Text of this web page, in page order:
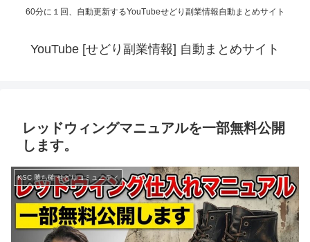
60分に１回、自動更新するYouTubeせどり副業情報自動まとめサイト
YouTube [せどり副業情報] 自動まとめサイト
レッドウィングマニュアルを一部無料公開
します。
KSC 勝ち確 せどりコミュニティ